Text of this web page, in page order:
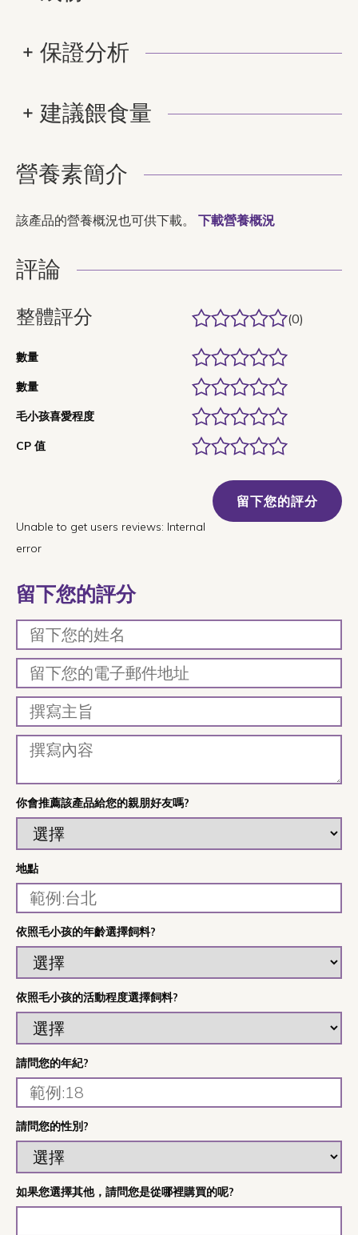
保證分析
建議餵食量
營養素簡介
該產品的營養概況也可供下載。 下載營養概況
評論
整體評分 (0)
數量
數量
毛小孩喜愛程度
CP 值
留下您的評分
Unable to get users reviews: Internal
error
留下您的評分
你會推薦該產品給您的親朋好友嗎?
地點
依照毛小孩的年齡選擇飼料?
依照毛小孩的活動程度選擇飼料?
請問您的年紀?
請問您的性別?
如果您選擇其他，請問您是從哪裡購買的呢?